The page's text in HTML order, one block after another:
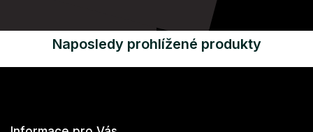
Naposledy prohlížené produkty